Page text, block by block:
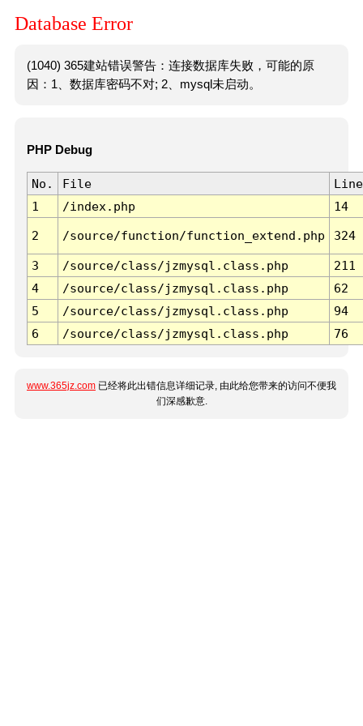
Database Error
(1040) 365建站错误警告：连接数据库失败，可能的原
因：1、数据库密码不对; 2、mysql未启动。
PHP Debug
No. File
Line
1
/index.php 14
2 /source/function/function_extend.php 324
3 /source/class/jzmysql.class.php
211
4
/source/class/jzmysql.class.php
62
5
/source/class/jzmysql.class.php
94
6
/source/class/jzmysql.class.php 76
www.365jz.com 已经将此出错信息详细记录, 由此给您带来的访问不便我
们深感歉意.